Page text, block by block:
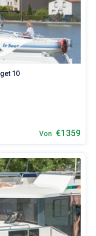
10
Von €1359